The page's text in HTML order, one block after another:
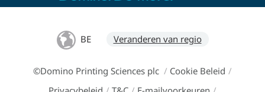
BE Veranderen van regio
©Domino Printing Sciences plc / Cookie Beleid /